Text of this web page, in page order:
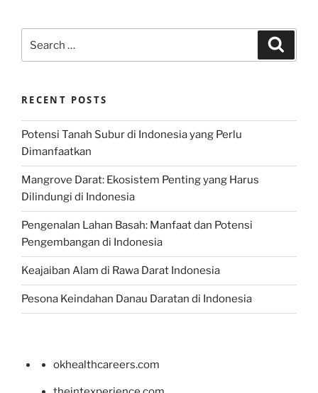
for:
RECENT POSTS
Potensi Tanah Subur di Indonesia yang Perlu
Dimanfaatkan
Mangrove Darat: Ekosistem Penting yang Harus
Dilindungi di Indonesia
Pengenalan Lahan Basah: Manfaat dan Potensi
Pengembangan di Indonesia
Keajaiban Alam di Rawa Darat Indonesia
Pesona Keindahan Danau Daratan di Indonesia
okhealthcareers.com